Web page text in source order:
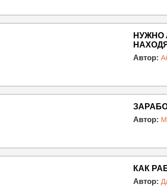
НУЖНО
Автор:
Автор:
КАК
Автор: